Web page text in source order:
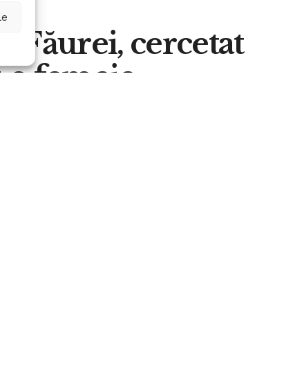
Făurei, cercetat
femeie